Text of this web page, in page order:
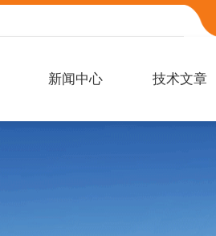
新闻中心 技术文章